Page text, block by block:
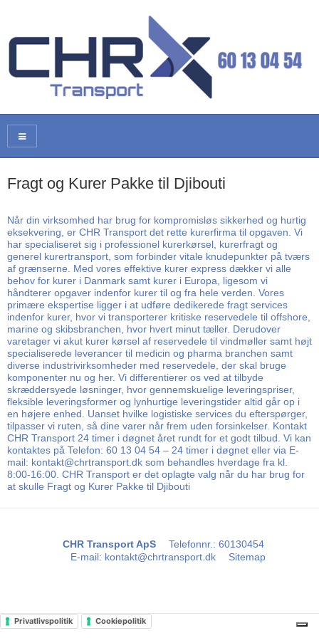
Fragt og Kurer Pakke til Djibouti
Når din virksomhed har brug for kompromisløs sikkerhed og hurtig
eksekvering, er CHR Transport det rette kurerfirma til opgaven. Vi
har specialiseret sig i professionel kurerkørsel, kurerfragt og
generel kurertransport, som forbinder vitale knudepunkter på tværs
af grænserne. Med vores effektive kurer express dækker vi alle
behov for kurer i Danmark samt kurer i Europa, ligesom vi
håndterer opgaver indenfor kurer til og fra hele verden. Vores
primære ekspertise ligger i at udføre dedikerede fragt services
indenfor kurer, hvor vi transporterer kritiske reservedele til offshore,
marine og skibsbranchen, hvor hvert minut tæller. Derudover
varetager vi akut kurer kørsel af reservedele til vindmøller samt højt
specialiserede leverancer til medicin og pharma branchen samt
diverse industrivirksomheder med reservedele, der skal bruge
komponenter nu og her. Vi differentierer os ved at tilbyde
skræddersyede løsninger, hvor gennemskuelige leveringspriser,
fleksible leveringsformer og lynhurtige leveringstider altid går op i
en højere enhed. Uanset hvilke logistiske services du efterspørger,
tilpasser vi ruten, så dine varer når frem uden forsinkelser. Kontakt
CHR Transport 24 timer i døgnet året rundt for et godt tilbud. Vi kan
kontaktes på Telefon: 60 13 04 54 – 24 timer i døgnet eller via E-
mail: kontakt@chrtransport.dk som behandles hverdage fra kl.
8:00-16:00. CHR Transport er det oplagte valg når du har brug for
at skulle Fragt og Kurer Pakke til Djibouti
CHR Transport ApS Telefonnr.: 60130454
E-mail: kontakt@chrtransport.dk Sitemap
Privatlivspolitik Cookiepolitik